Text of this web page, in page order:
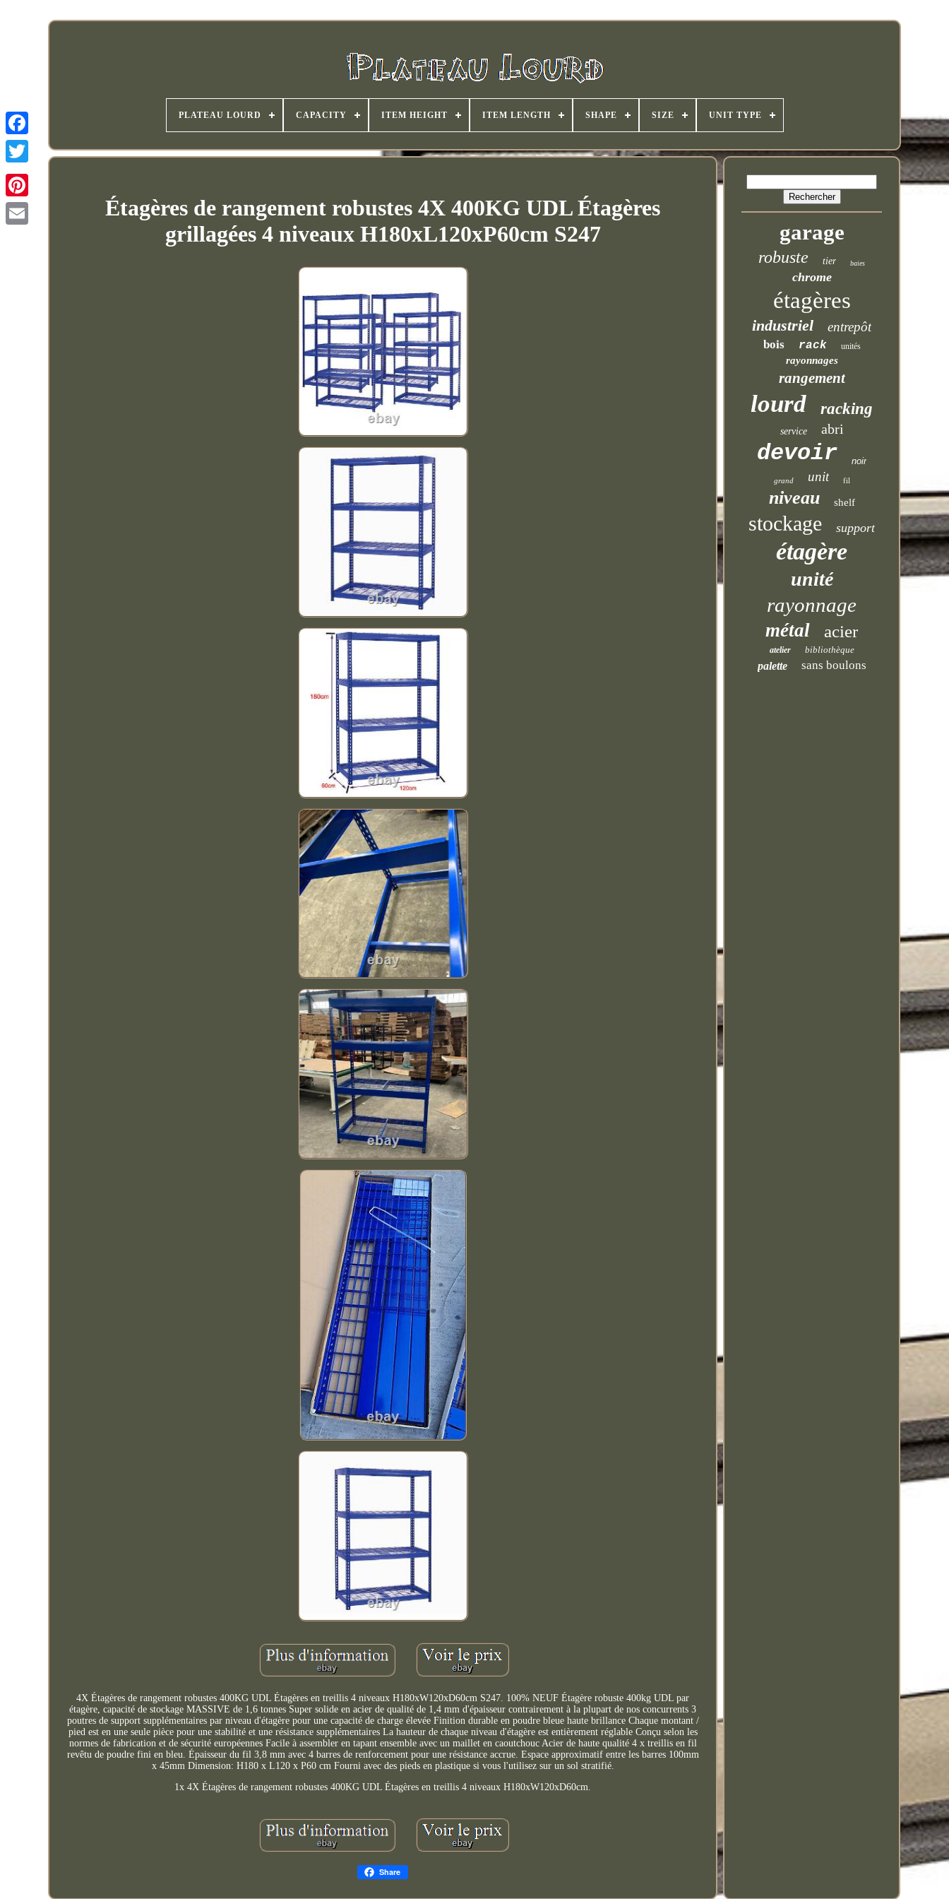
PLATEAU LOURD CAPACITY ITEM HEIGHT ITEM LENGTH SHAPE SIZE UNIT TYPE
Étagères de rangement robustes 4X 400KG UDL Étagères
grillagées 4 niveaux H180xL120xP60cm S247
4X Étagères de rangement robustes 400KG UDL Étagères en treillis 4 niveaux H180xW120xD60cm S247. 100% NEUF Étagère robuste 400kg UDL par
étagère, capacité de stockage MASSIVE de 1,6 tonnes Super solide en acier de qualité de 1,4 mm d'épaisseur contrairement à la plupart de nos concurrents 3
poutres de support supplémentaires par niveau d'étagère pour une capacité de charge élevée Finition durable en poudre bleue haute brillance Chaque montant /
pied est en une seule pièce pour une stabilité et une résistance supplémentaires La hauteur de chaque niveau d'étagère est entièrement réglable Conçu selon les
normes de fabrication et de sécurité européennes Facile à assembler en tapant ensemble avec un maillet en caoutchouc Acier de haute qualité 4 x treillis en fil
revêtu de poudre fini en bleu. Épaisseur du fil 3,8 mm avec 4 barres de renforcement pour une résistance accrue. Espace approximatif entre les barres 100mm
x 45mm Dimension: H180 x L120 x P60 cm Fourni avec des pieds en plastique si vous l'utilisez sur un sol stratifié.
1x 4X Étagères de rangement robustes 400KG UDL Étagères en treillis 4 niveaux H180xW120xD60cm.
Share
garage
robuste tier baies
chrome
étagères
industriel entrepôt
bois rack unités
rayonnages
rangement
lourd racking
service abri
devoir noir
grand unit fil
niveau shelf
stockage support
étagère
unité
rayonnage
métal acier
atelier bibliothèque
palette sans boulons